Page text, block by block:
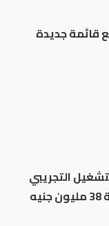
قائمة جديدة
التجريبي